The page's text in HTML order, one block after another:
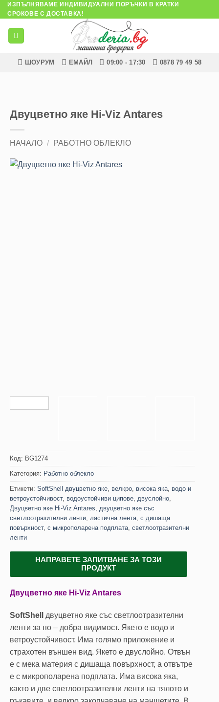
Skip
to
content
ИЗПЪЛНЯВАМЕ ИНДИВИДУАЛНИ ПОРЪЧКИ В КРАТКИ
СРОКОВЕ С ДОСТАВКА!
ШОУРУМ ЕМАЙЛ 09:00 - 17:30 0878 79 49 58
Двуцветно яке Hi-Viz Antares
НАЧАЛО / РАБОТНО ОБЛЕКЛО
Код: BG1274
Категория: Работно облекло
Етикети: SoftShell двуцветно яке велкро висока яка водо и
ветроустойчивост, водоустойчиви ципове двуслойно
Двуцветно яке Hi-Viz Antares
двуцветно яке със
светлоотразителни ленти ластична лента с дишаща
повърхност, с микрополарена подплата светлоотразителни
ленти
НАПРАВЕТЕ ЗАПИТВАНЕ ЗА ТОЗИ
ПРОДУКТ
Двуцветно яке Hi-Viz Antares
SoftShell
двуцветно яке със светлоотразителни
ленти за по – добра видимост. Якето е водо и
ветроустойчивост. Има голямо приложение и
страхотен външен вид. Якето е двуслойно. Отвън
е с мека материя с дишаща повърхност, а отвътре
е с микрополарена подплата. Има висока яка,
както и две светлоотразителни ленти на тялото и